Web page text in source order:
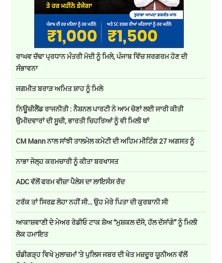
ਰਾਘਵ ਚੱਢਾ ਪ੍ਰਧਾਨ ਮੰਤਰੀ ਮੋਦੀ ਨੂੰ ਮਿਲੇ, ਪੰਜਾਬ ਵਿੱਚ ਸਰਗਰਮ ਹੋਣ ਦੀ
ਸੰਭਾਵਨਾ
ਜਗਮੀਤ ਬਰਾੜ ਅਮਿਤ ਸ਼ਾਹ ਨੂੰ ਮਿਲੇ
ਨਿਊਜ਼ੀਲੈਂਡ ਰਾਜਨੀਤੀ : ਨੈਸ਼ਨਲ ਪਾਰਟੀ ਨੇ ਆਮ ਚੋਣਾਂ ਲਈ ਜਾਰੀ ਕੀਤੀ
ਉਮੀਦਵਾਰਾਂ ਦੀ ਸੂਚੀ, ਭਾਰਤੀ ਚਿਹਰਿਆਂ ਨੂੰ ਵੀ ਮਿਲੀ ਥਾਂ
CM Mann ਨਾਲ ਸਾਂਝੀ ਤਾਲਮੇਲ ਕਮੇਟੀ ਦੀ ਅਹਿਮ ਮੀਟਿੰਗ 27 ਅਗਸਤ ਨੂੰ
ਨਾਭਾ ਜੇਲ੍ਹ ਕਰਮਚਾਰੀ ਨੂੰ ਕੀਤਾ ਬਰਖਾਸਤ
ADC ਵੱਲੋਂ ਫਰਮ ਵੀਜ਼ਾ ਪੈਲੇਸ ਦਾ ਲਾਇਸੰਸ ਰੱਦ
ਟਰੱਕ ਤਾਂ ਸਿਰਫ਼ ਲੋਹਾ ਨਹੀਂ ਸੀ… ਉਹ ਮੇਰੇ ਪਿਤਾ ਦੀ ਕੁਰਬਾਨੀ ਸੀ
ਆਕਾਸ਼ਵਾਣੀ ਦੇ ਮੇਅਰ ਰੇਡੀਓ ਟਾਕ ਸ਼ੋਅ “ਮੁਸ਼ਕਲ ਦੱਸੋ, ਹੱਲ ਦੱਸਾਂਗੇ” ਨੂੰ ਮਿਲੀ
ਲੋਕ ਹਮਾਇਤ
ਚੰਡੀਗੜ੍ਹ ਵਿਖੇ ਮੁਲਾਜ਼ਮਾਂ 'ਤੇ ਪੁਲਿਸ ਜਬਰ ਦੀ ਖੇਤ ਮਜ਼ਦੂਰ ਯੂਨੀਅਨ ਵੱਲੋਂ